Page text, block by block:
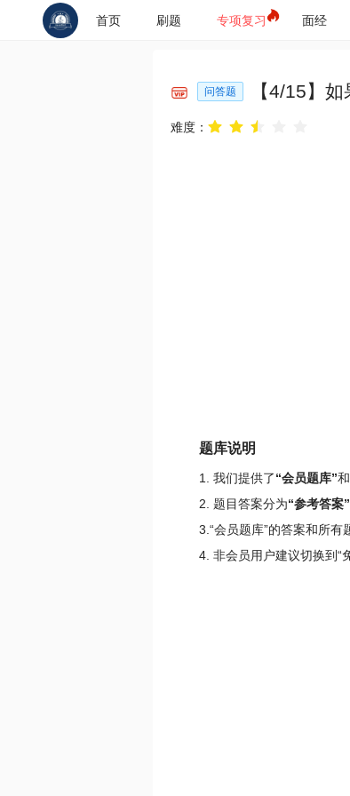
首页 刷题 专项复习 面经
问答题 【4/15】 如
难度：
题库说明
1. 我们提供了“会员题库”和
2. 题目答案分为“参考答案”
3.“会员题库”的答案和所有
4. 非会员用户建议切换到“